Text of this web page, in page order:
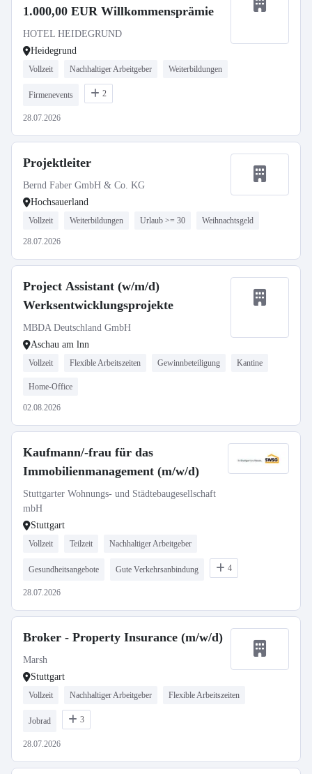
1.000,00 EUR Willkommensprämie
HOTEL HEIDEGRUND
Heidegrund
Vollzeit Nachhaltiger Arbeitgeber Weiterbildungen
Firmenevents 2
28.07.2026
Projektleiter
Bernd Faber GmbH & Co. KG
Hochsauerland
Vollzeit Weiterbildungen Urlaub >= 30 Weihnachtsgeld
28.07.2026
Project Assistant (w/m/d)
Werksentwicklungsprojekte
MBDA Deutschland GmbH
Aschau am lnn
Vollzeit Flexible Arbeitszeiten Gewinnbeteiligung Kantine
Home-Office
02.08.2026
Kaufmann/-frau für das
Immobilienmanagement (m/w/d)
Stuttgarter Wohnungs- und Städtebaugesellschaft
mbH
Stuttgart
Vollzeit Teilzeit Nachhaltiger Arbeitgeber
Gesundheitsangebote Gute Verkehrsanbindung 4
28.07.2026
Broker - Property Insurance (m/w/d)
Marsh
Stuttgart
Vollzeit Nachhaltiger Arbeitgeber Flexible Arbeitszeiten
Jobrad 3
28.07.2026